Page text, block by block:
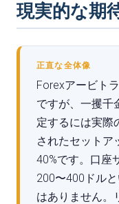
現実的な期
正直な全体像
Forexアービト
ですが、一攫千
定するには実際
されたセットア
40%です。口座
200〜400ドル
はありません。